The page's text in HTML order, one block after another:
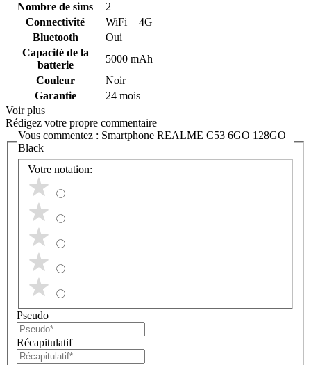
Nombre de sims
2
Connectivité
WiFi + 4G
Bluetooth
Oui
Capacité de la
batterie
5000 mAh
Couleur
Noir
Garantie
24 mois
Voir plus
Rédigez votre propre commentaire
Vous commentez : Smartphone REALME C53 6GO 128GO
Black
Votre notation:
Pseudo
Récapitulatif